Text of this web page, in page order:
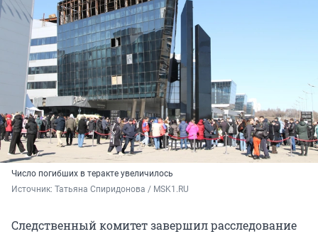
Число погибших в теракте увеличилось
Источник: Татьяна Спиридонова / MSK1.RU
Следственный комитет завершил расследование